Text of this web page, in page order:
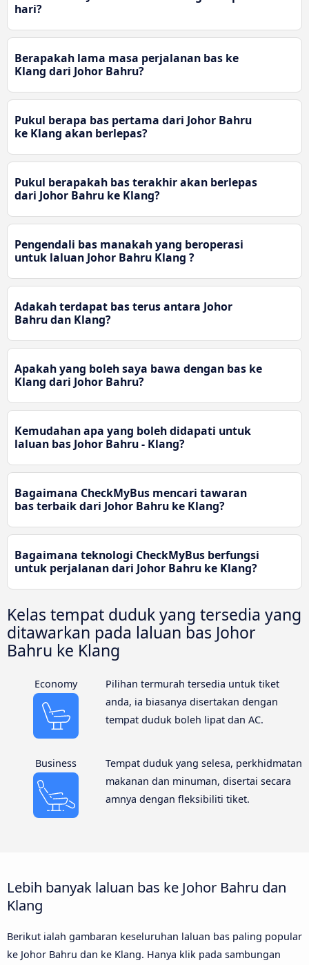
hari?
Berapakah lama masa perjalanan bas ke
Klang dari Johor Bahru?
Pukul berapa bas pertama dari Johor Bahru
ke Klang akan berlepas?
Pukul berapakah bas terakhir akan berlepas
dari Johor Bahru ke Klang?
Pengendali bas manakah yang beroperasi
untuk laluan Johor Bahru Klang ?
Adakah terdapat bas terus antara Johor
Bahru dan Klang?
Apakah yang boleh saya bawa dengan bas ke
Klang dari Johor Bahru?
Kemudahan apa yang boleh didapati untuk
laluan bas Johor Bahru - Klang?
Bagaimana CheckMyBus mencari tawaran
bas terbaik dari Johor Bahru ke Klang?
Bagaimana teknologi CheckMyBus berfungsi
untuk perjalanan dari Johor Bahru ke Klang?
Kelas tempat duduk yang tersedia yang
ditawarkan pada laluan bas Johor
Bahru ke Klang
Economy
Pilihan termurah tersedia untuk tiket
anda, ia biasanya disertakan dengan
tempat duduk boleh lipat dan AC.
Business
Tempat duduk yang selesa, perkhidmatan
makanan dan minuman, disertai secara
amnya dengan fleksibiliti tiket.
Lebih banyak laluan bas ke Johor Bahru dan
Klang
Berikut ialah gambaran keseluruhan laluan bas paling popular
ke Johor Bahru dan ke Klang. Hanya klik pada sambungan